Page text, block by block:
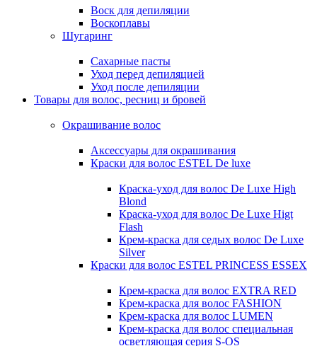
Воск для депиляции
Воскоплавы
Шугаринг
Сахарные пасты
Уход перед депиляцией
Уход после депиляции
Товары для волос, ресниц и бровей
Окрашивание волос
Аксессуары для окрашивания
Краски для волос ESTEL De luxe
Краска-уход для волос De Luxe High
Blond
Краска-уход для волос De Luxe Higt
Flash
Крем-краска для седых волос De Luxe
Silver
Краски для волос ESTEL PRINCESS ESSEX
Крем-краска для волос EXTRA RED
Крем-краска для волос FASHION
Крем-краска для волос LUMEN
Крем-краска для волос специальная
осветляющая серия S-OS